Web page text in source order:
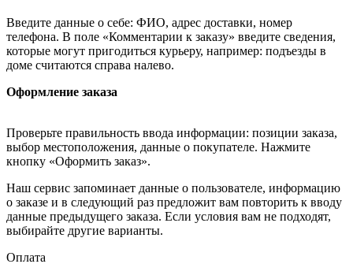
Введите данные о себе: ФИО, адрес доставки, номер
телефона. В поле «Комментарии к заказу» введите сведения,
которые могут пригодиться курьеру, например: подъезды в
доме считаются справа налево.
Оформление заказа
Проверьте правильность ввода информации: позиции заказа,
выбор местоположения, данные о покупателе. Нажмите
кнопку «Оформить заказ».
Наш сервис запоминает данные о пользователе, информацию
о заказе и в следующий раз предложит вам повторить к вводу
данные предыдущего заказа. Если условия вам не подходят,
выбирайте другие варианты.
Оплата